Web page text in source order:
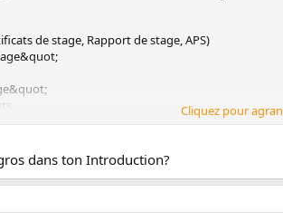
de stage, Rapport de stage, APS)
mon rapport en fonction des conseils de mes profs
Cliquez pour
dans ton Introduction?